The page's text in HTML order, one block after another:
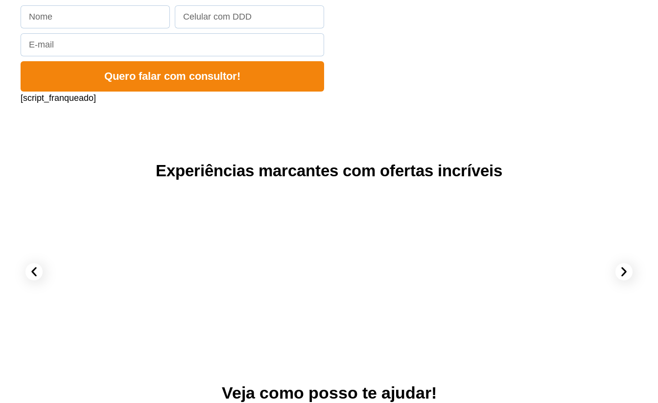
Quero falar com consultor!
[script_franqueado]
Experiências marcantes com ofertas incríveis
Veja como posso te ajudar!